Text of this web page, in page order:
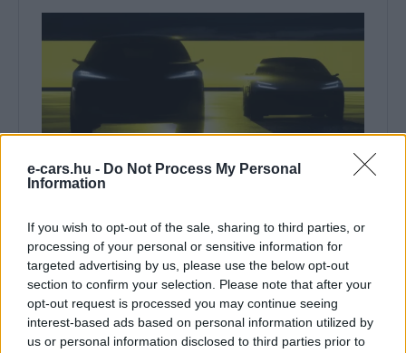
e-cars.hu - Do Not Process My Personal
Information
If you wish to opt-out of the sale, sharing to third parties, or
processing of your personal or sensitive information for
targeted advertising by us, please use the below opt-out
section to confirm your selection. Please note that after your
opt-out request is processed you may continue seeing
interest-based ads based on personal information utilized by
us or personal information disclosed to third parties prior to